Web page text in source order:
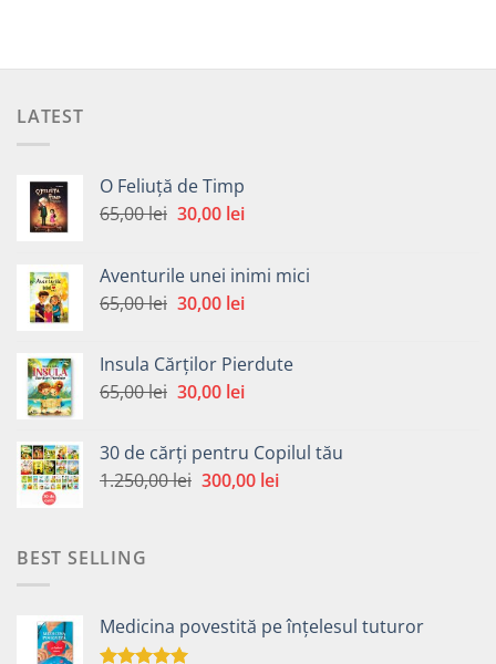
LATEST
O Feliuță de Timp
65,00lei Prețul
fost:
65,00 lei.
30,00 leiPrețul
30,00 lei.
Aventurile unei inimi mici
65,00lei Prețul
fost:
65,00 lei.
30,00 leiPrețul
30,00 lei.
Insula Cărților Pierdute
65,00lei Prețul
fost:
65,00 lei.
30,00 leiPrețul
30,00 lei.
30 de cărți pentru Copilul tău
1.250,00lei Prețul
300,00 leiPrețul
BEST SELLING
Medicina povestită pe înțelesul tuturor